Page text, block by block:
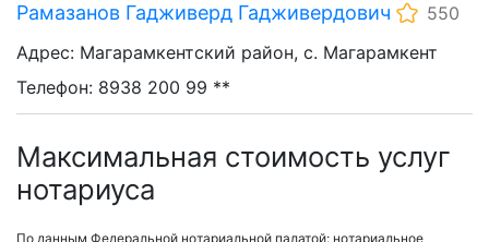
Рамазанов Гадживерд Гадживердович
550
Адрес: Магарамкентский район, с. Магарамкент
Телефон: 8938 200 99 **
Максимальная стоимость услуг
нотариуса
По данным Федеральной нотариальной палатой: нотариальное